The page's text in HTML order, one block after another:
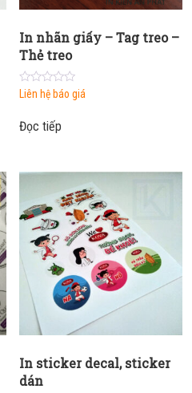
In nhãn giấy – Tag treo –
Thẻ treo
0
5
Liên hệ báo giá
Đọc tiếp
In sticker decal, sticker
dán